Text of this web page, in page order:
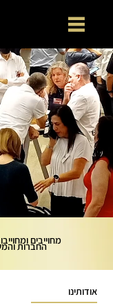
מחוייבים
החברות
אודותינו